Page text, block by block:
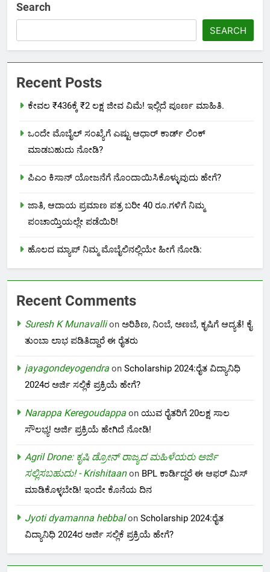
Search
SEARCH
Recent Posts
ಕೇವಲ ₹436ಕ್ಕೆ ₹2 ಲಕ್ಷ ಜೀವ ವಿಮೆ! ಇಲ್ಲಿದೆ ಪೂರ್ಣ ಮಾಹಿತಿ.
ಒಂದೇ ಮೊಬೈಲ್ ಸಂಖ್ಯೆಗೆ ಎಷ್ಟು ಆಧಾರ್ ಕಾರ್ಡ್ ಲಿಂಕ್
ಮಾಡಬಹುದು ನೋಡಿ?
ಪಿಎಂ ಕಿಸಾನ್ ಯೋಜನೆಗೆ ನೊಂದಾಯಿಸಿಕೊಳ್ಳುವುದು ಹೇಗೆ?
ಜಾತಿ, ಆದಾಯ ಪ್ರಮಾಣ ಪತ್ರ ಬರೀ 40 ರೂ.ಗಳಿಗೆ ನಿಮ್ಮ
ಪಂಚಾಯ್ತಿಯಲ್ಲೇ ಪಡೆಯಿರಿ!
ಹೊಲದ ಮ್ಯಾಪ್ ನಿಮ್ಮ ಮೊಬೈಲಿನಲ್ಲಿಯೇ ಹೀಗೆ ನೋಡಿ:
Recent Comments
Suresh K Munavallion ಅರಿಶಿಣ, ನಿಂಬೆ, ಅಣಬೆ, ಕೃಷಿಗೆ ಆದ್ಯತೆ! ಕೈ
ತುಂಬಾ ಲಾಭ ಪಡಿತಿದ್ದಾರೆ ಈ ರೈತರು
jayagondeyogendra on Scholarship 2024:ರೈತ ವಿದ್ಯಾನಿಧಿ
2024ರ ಅರ್ಜಿ ಸಲ್ಲಿಕೆ ಪ್ರಕ್ರಿಯೆ ಹೇಗೆ?
Narappa Keregoudappa on ಯುವ ರೈತರಿಗೆ 20ಲಕ್ಷ ಸಾಲ
ಸೌಲಭ್ಯ! ಅರ್ಜಿ ಪ್ರಕ್ರಿಯೆ ಹೇಗಿದೆ ನೋಡಿ!
Agril Drone: ಕೃಷಿ ಡ್ರೋನ್ ರಾಜ್ಯದ ಮಹಿಳೆಯರು ಅರ್ಜಿ
ಸಲ್ಲಿಸಬಹುದು! - Krishitaanon BPL ಕಾರ್ಡಿದ್ದರೆ ಈ ಆಫರ್ ಮಿಸ್
ಮಾಡಿಕೊಳ್ಳಬೇಡಿ! ಇಂದೇ ಕೊನೆಯ ದಿನ
Jyoti dyamanna hebbalon Scholarship 2024:ರೈತ
ವಿದ್ಯಾನಿಧಿ 2024ರ ಅರ್ಜಿ ಸಲ್ಲಿಕೆ ಪ್ರಕ್ರಿಯೆ ಹೇಗೆ?